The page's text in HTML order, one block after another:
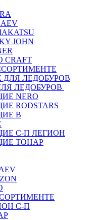
JOHN
ЛЕДОБУРОВ
NERO
RODSTARS
В
С-П ЛЕГИОН
ТОНАР
С-П